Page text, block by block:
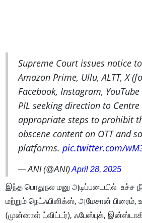
Supreme Court issues notice
Amazon Prime, Ullu, ALTT, X
Facebook, Instagram,
PIL seeking direction to
appropriate steps to prohibit
obscene content on OTT and
platforms.pic.twitter.com/
— ANI (@ANI)April 28, 2025
இந்த பொதுநல மனு அடிப்படையில் உச்ச
மற்றும் நெட்ஃபிளிக்ஸ், அமேசான் பிரைம்,
(முன்னாள் ட்விட்டர்), ஃபேஸ்புக்,